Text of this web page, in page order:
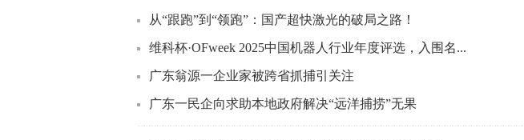
从“跟跑”到“领跑”：国产超快激光的破局之路！
维科杯·OFweek 2025中国机器人行业年度评选，入围名...
广东翁源一企业家被跨省抓捕引关注
广东一民企向求助本地政府解决“远洋捕捞”无果